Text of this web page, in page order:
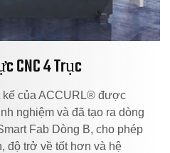
CNC 4 Trục
kế của ACCURL® được
nghiệm và đã tạo ra dòng
Fab Dòng B, cho phép
độ trở về tốt hơn và hệ